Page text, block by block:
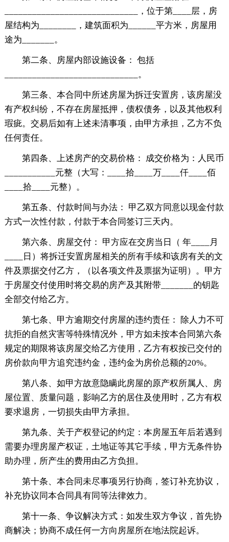
_____________________________，位于第____层，房
屋结构为________，建筑面积为______平方米，房屋用
途为_______。
第二条、房屋内部设施设备： 包括
_____________________________。
第三条、本合同中所述房屋为拆迁安置房，该房屋没
有产权纠纷，不存在房屋抵押，债权债务，以及其他权利
瑕疵。交易后如有上述未清事项，由甲方承担，乙方不负
任何责任。
第四条、上述房产的交易价格： 成交价格为：人民币
___________元整（大写：____拾____万____仟____佰
____拾____元整）。
第五条、付款时间与办法： 甲乙双方同意以现金付款
方式一次性付款，付款于本合同签订三天内。
第六条、房屋交付： 甲方应在交房当日（ 年____月
____日）将拆迁安置房屋相关的所有手续和该房有关的文
件及票据交付乙方，（以各项文件及票据为证明）。甲方
于房屋交付使用时将交易的房产及其附带_______的钥匙
全部交付给乙方。
第七条、甲方逾期交付房屋的违约责任： 除人力不可
抗拒的自然灾害等特殊情况外，甲方如未按本合同第六条
规定的期限将该房屋交给乙方使用，乙方有权按已交付的
房价款向甲方追究违约金，违约金为房价总额的20%。
第八条、如甲方故意隐瞒此房屋的原产权所属人、房
屋位置、质量问题，影响乙方的居住及使用时，乙方有权
要求退房，一切损失由甲方承担。
第九条、关于产权登记的约定：本房屋五年后若遇到
需要办理房屋产权证，土地证等其它手续，甲方无条件协
助办理，所产生的费用由乙方负担。
第十条、本合同未尽事项另行协商，签订补充协议，
补充协议同本合同具有同等法律效力。
第十一条、争议解决方式：如发生双方争议，首先协
商解决；协商不成任何一方向房屋所在地法院起诉。